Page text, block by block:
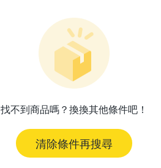
找不到商品嗎？換換其他條件吧！
清除條件再搜尋